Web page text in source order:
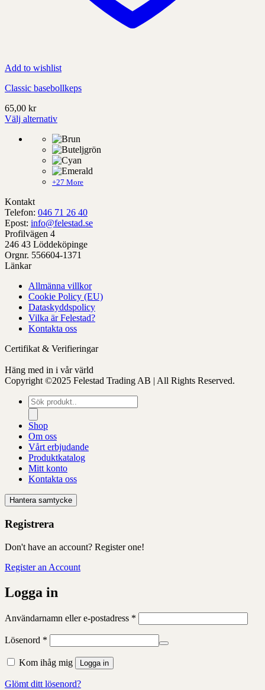
Add to wishlist
Classic basebollkeps
65,00 kr
Välj alternativ
produkt
på
produktens
sida
+27 More
Kontakt
Telefon: 046 71 26 40
Epost: info@felestad.se
Profilvägen 4
246 43 Löddeköpinge
Orgnr. 556604-1371
Länkar
Allmänna villkor
Cookie Policy (EU)
Dataskyddspolicy
Vilka är Felestad?
Kontakta oss
Certifikat & Verifieringar
Häng med in i vår värld
Copyright ©2025 Felestad Trading AB | All Rights Reserved.
Produktsökning
Shop
Om oss
Vårt erbjudande
Produktkatalog
Mitt konto
Kontakta oss
Hantera samtycke
Registrera
Don't have an account? Register one!
Register an Account
Logga in
Användarnamn eller e-postadress *
Lösenord *
Kom ihåg mig Logga in
Glömt ditt lösenord?